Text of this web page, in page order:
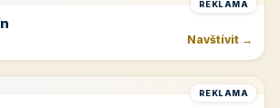
Navštívit →